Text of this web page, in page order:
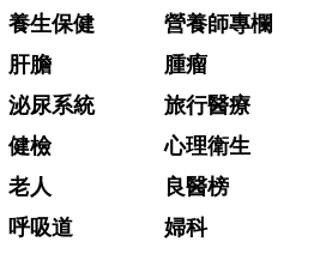
養生保健
營養師專欄
肝膽
腫瘤
泌尿系統
旅行醫療
健檢
心理衛生
老人
良醫榜
呼吸道
婦科